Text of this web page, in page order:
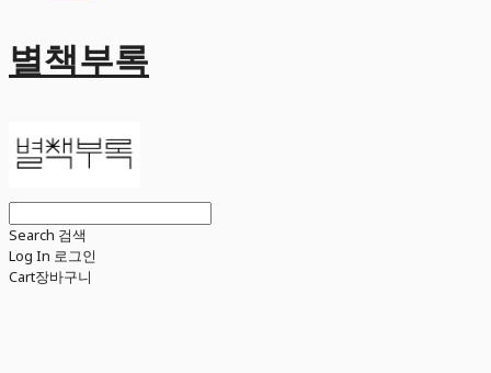
별책부록
Search 검색
Log In 로그인
Cart장바구니